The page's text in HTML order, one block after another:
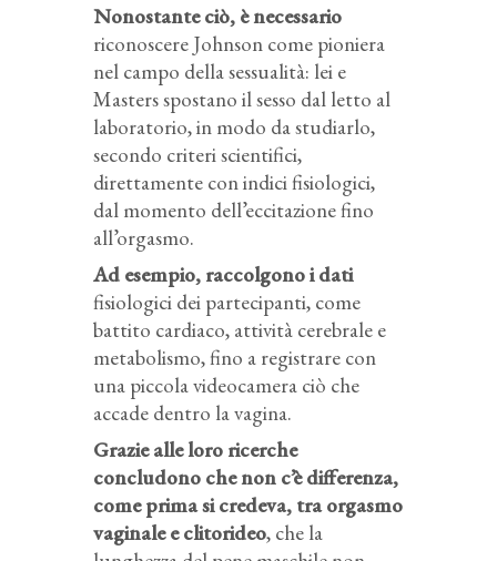
Nonostante ciò, è necessario
riconoscere Johnson come pioniera
nel campo della sessualità: lei e
Masters spostano il sesso dal letto al
laboratorio, in modo da studiarlo,
secondo criteri scientifici,
direttamente con indici fisiologici,
dal momento dell’eccitazione fino
all’orgasmo.
Ad esempio, raccolgono i dati
fisiologici dei partecipanti, come
battito cardiaco, attività cerebrale e
metabolismo, fino a registrare con
una piccola videocamera ciò che
accade dentro la vagina.
Grazie alle loro ricerche
concludono che non c’è differenza,
come prima si credeva, tra orgasmo
vaginale e clitorideo, che la